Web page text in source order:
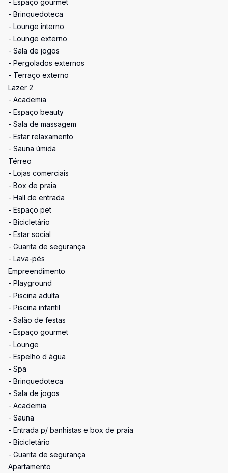
- Espaço gourmet
- Brinquedoteca
- Lounge interno
- Lounge externo
- Sala de jogos
- Pergolados externos
- Terraço externo
Lazer 2
- Academia
- Espaço beauty
- Sala de massagem
- Estar relaxamento
- Sauna úmida
Térreo
- Lojas comerciais
- Box de praia
- Hall de entrada
- Espaço pet
- Bicicletário
- Estar social
- Guarita de segurança
- Lava-pés
Empreendimento
- Playground
- Piscina adulta
- Piscina infantil
- Salão de festas
- Espaço gourmet
- Lounge
- Espelho d água
- Spa
- Brinquedoteca
- Sala de jogos
- Academia
- Sauna
- Entrada p/ banhistas e box de praia
- Bicicletário
- Guarita de segurança
Apartamento